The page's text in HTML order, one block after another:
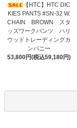
【HTC】HTC DIC
KIES PANTS #SN-32 W.
CHAIN BROWN スタ
ッズワークパンツ ハリ
ウッドトレーディングカ
ンパニー
53,800円(税込59,180円)